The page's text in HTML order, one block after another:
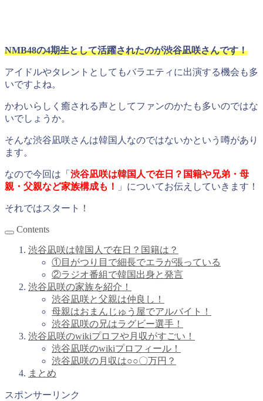
NMB48の4期生として活躍されたのが渋谷凪咲さんです！
アイドルやタレントとしてもバラエティに出演する機会も多
いですよね。
かわいらしく癒される声としてファンのかたも多いのではな
いでしょうか。
そんな渋谷凪咲さんは韓国人なのではないかという噂があり
ます。
なので今回は「 渋谷凪咲は韓国人で在日？国籍や兄弟・母
親・父親など家族構成も！
」についてお伝えしていきます！
それではスタート！
Contents
渋谷凪咲は韓国人で在日？国籍は？
①目がつり目で細長でエラが張っている
②ラジオ番組で韓国出身と発言
渋谷凪咲の家族を紹介！
渋谷凪咲と父親は仲良し！
母親はおまんじゅう屋でアルバイト！
渋谷凪咲の兄はラグビー選手！
渋谷凪咲のwikiプロフや月収がすごい！
渋谷凪咲のwikiプロフィール！
渋谷凪咲の月収は○○〇万円？
まとめ
スポンサーリンク